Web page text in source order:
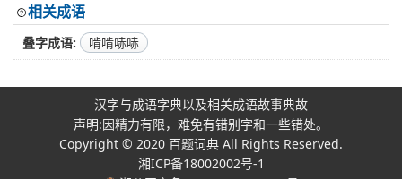
相关成语
叠字成语 啃啃哧哧
汉字与成语字典以及相关成语故事典故
声明:因精力有限，难免有错别字和一些错处。
Copyright © 2020 百题词典 All Rights Reserved.
湘ICP备18002002号-1